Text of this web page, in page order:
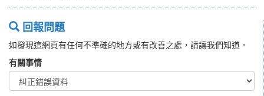
回報問題
如發現這網頁有任何不準確的地方或有改善之處，請讓我們知道。
有關事情